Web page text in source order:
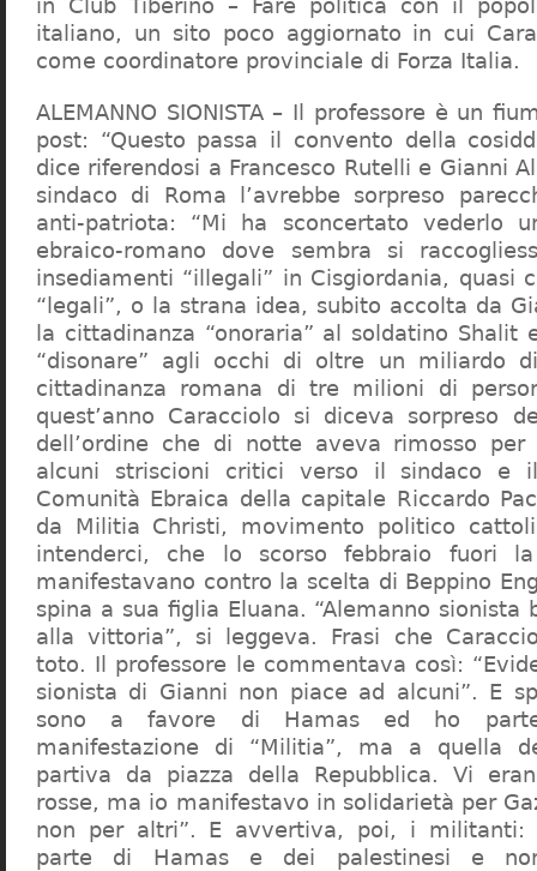
in Club Tiberino – Fare politica con il
italiano, un sito poco aggiornato in cui
come coordinatore provinciale di Forza Italia.
ALEMANNO SIONISTA – Il professore è un
post: “Questo passa il convento della
dice riferendosi a Francesco Rutelli e Gianni
sindaco di Roma l’avrebbe sorpreso
anti-patriota: “Mi ha sconcertato vederlo
ebraico-romano dove sembra si
insediamenti “illegali” in Cisgiordania, quasi
“legali”, o la strana idea, subito accolta da
la cittadinanza “onoraria” al soldatino Shalit
“disonare” agli occhi di oltre un miliardo
cittadinanza romana di tre milioni di
quest’anno Caracciolo si diceva sorpreso
dell’ordine che di notte aveva rimosso
alcuni striscioni critici verso il sindaco e
Comunità Ebraica della capitale Riccardo
da Militia Christi, movimento politico
intenderci, che lo scorso febbraio fuori
manifestavano contro la scelta di Beppino
spina a sua figlia Eluana. “Alemanno sionista
alla vittoria”, si leggeva. Frasi che
toto. Il professore le commentava così:
sionista di Gianni non piace ad alcuni”. E
sono a favore di Hamas ed ho
manifestazione di “Militia”, ma a quella
partiva da piazza della Repubblica. Vi
rosse, ma io manifestavo in solidarietà per
non per altri”. E avvertiva, poi, i militanti:
parte di Hamas e dei palestinesi e